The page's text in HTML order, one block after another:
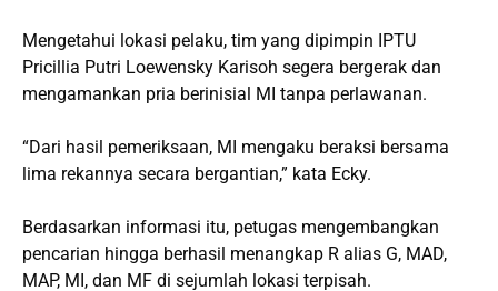
Mengetahui lokasi pelaku, tim yang dipimpin IPTU
Pricillia Putri Loewensky Karisoh segera bergerak dan
mengamankan pria berinisial MI tanpa perlawanan.
“Dari hasil pemeriksaan, MI mengaku beraksi bersama
lima rekannya secara bergantian,” kata Ecky.
Berdasarkan informasi itu, petugas mengembangkan
pencarian hingga berhasil menangkap R alias G, MAD,
MAP, MI, dan MF di sejumlah lokasi terpisah.